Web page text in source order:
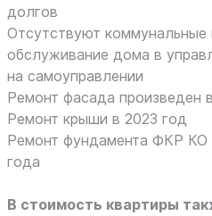
долгов
Отсутствуют коммунальные
обслуживание дома в
на самоуправлении
Ремонт фасада произведен
Ремонт крыши в 2023 год
Ремонт фундамента ФКР КО
года
В стоимость квартиры